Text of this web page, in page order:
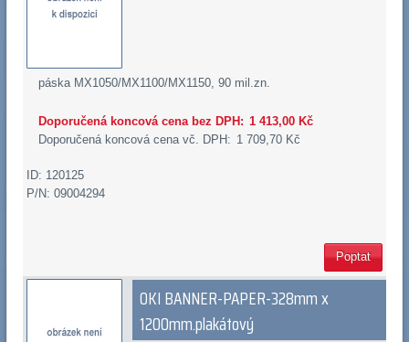
páska MX1050/MX1100/MX1150, 90 mil.zn.
Doporučená koncová cena bez DPH: 1 413,00 Kč
Doporučená koncová cena vč. DPH: 1 709,70 Kč
ID: 120125
P/N: 09004294
Poptat
OKI BANNER-PAPER-328mm x
1200mm.plakátový